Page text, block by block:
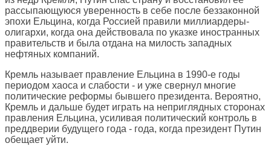
рассыпающуюся уверенность в себе после беззаконной
эпохи Ельцина, когда Россией правили миллиардеры-
олигархи, когда она действовала по указке иностранных
правительств и была отдана на милость западных
нефтяных компаний.
Кремль называет правление Ельцина в 1990-е годы
периодом хаоса и слабости - и уже свернул многие
политические реформы бывшего президента. Вероятно,
Кремль и дальше будет играть на неприглядных сторонах
правления Ельцина, усиливая политический контроль в
преддверии будущего года - года, когда президент Путин
обещает уйти.